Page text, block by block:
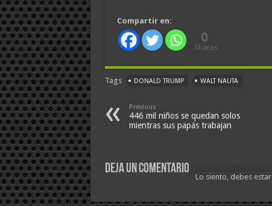
Compartir en:
0
Shares
Tags DONALD TRUMP WALT NAUTA
Previous
446 mil niños se quedan solos
mientras sus papás trabajan
Deja un comentario
Lo siento, debes estar